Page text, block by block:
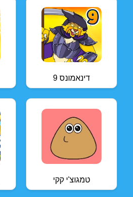
דינאמונס 9
טמגוצ'י קקי